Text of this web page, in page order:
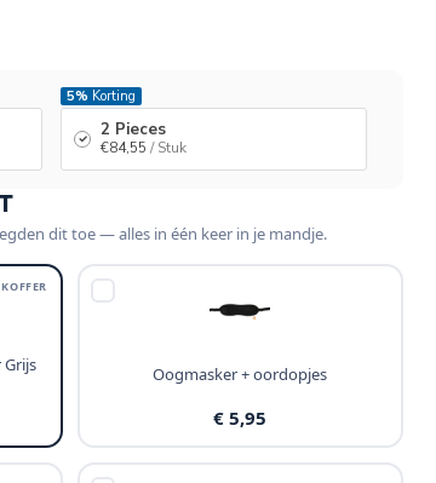
5% Korting
2 Pieces
€84,55 / Stuk
dit toe — alles in één keer in je mandje.
Oogmasker + oordopjes
€ 5,95